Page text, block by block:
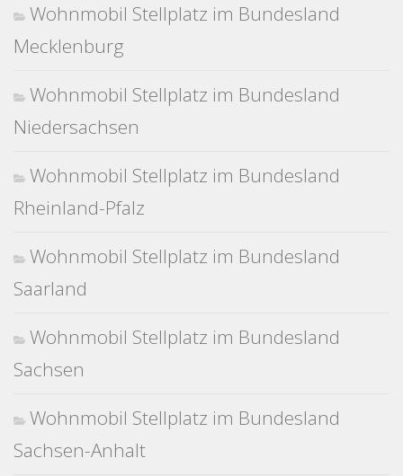
Wohnmobil Stellplatz im Bundesland
Mecklenburg
Wohnmobil Stellplatz im Bundesland
Niedersachsen
Wohnmobil Stellplatz im Bundesland
Rheinland-Pfalz
Wohnmobil Stellplatz im Bundesland
Saarland
Wohnmobil Stellplatz im Bundesland
Sachsen
Wohnmobil Stellplatz im Bundesland
Sachsen-Anhalt